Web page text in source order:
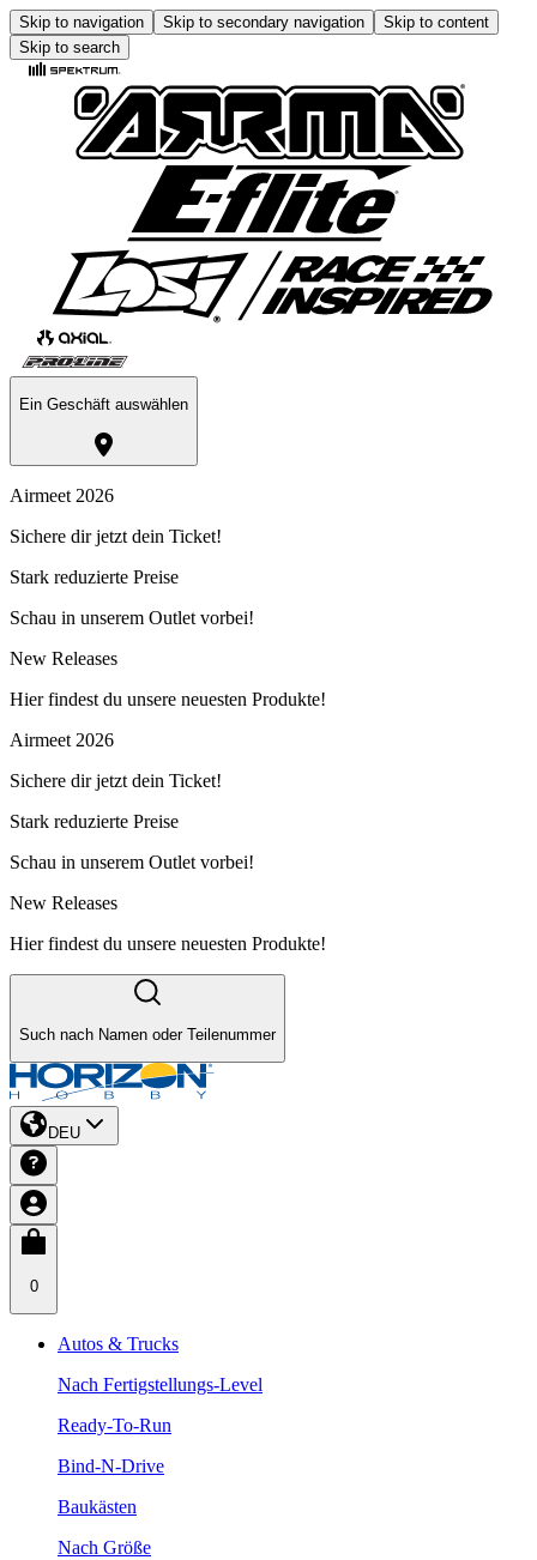
Skip to navigation Skip to secondary navigation
Skip to content
Skip to search
Ein Geschäft auswählen
Airmeet 2026
Sichere dir jetzt dein Ticket!
Stark reduzierte Preise
Schau in unserem Outlet vorbei!
New Releases
Hier findest du unsere neuesten Produkte!
Airmeet 2026
Sichere dir jetzt dein Ticket!
Stark reduzierte Preise
Schau in unserem Outlet vorbei!
New Releases
Hier findest du unsere neuesten Produkte!
Such nach Namen oder Teilenummer
DEU
0
Autos & Trucks
Nach Fertigstellungs-Level
Ready-To-Run
Bind-N-Drive
Baukästen
Nach Größe